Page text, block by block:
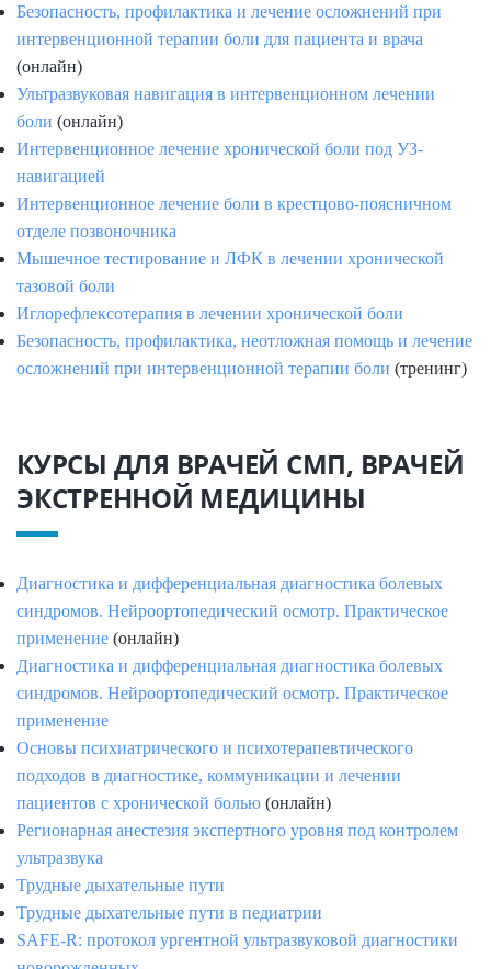
Безопасность, профилактика и лечение осложнений при
интервенционной терапии боли для пациента и врача
(онлайн)
Ультразвуковая навигация в интервенционном лечении
боли (онлайн)
Интервенционное лечение хронической боли под УЗ-
навигацией
Интервенционное лечение боли в крестцово-поясничном
отделе позвоночника
Мышечное тестирование и ЛФК в лечении хронической
тазовой боли
Иглорефлексотерапия в лечении хронической боли
Безопасность, профилактика, неотложная помощь и лечение
осложнений при интервенционной терапии боли (тренинг)
КУРСЫ ДЛЯ ВРАЧЕЙ СМП, ВРАЧЕЙ
ЭКСТРЕННОЙ МЕДИЦИНЫ
Диагностика и дифференциальная диагностика болевых
синдромов. Нейроортопедический осмотр. Практическое
применение (онлайн)
Диагностика и дифференциальная диагностика болевых
синдромов. Нейроортопедический осмотр. Практическое
применение
Основы психиатрического и психотерапевтического
подходов в диагностике, коммуникации и лечении
пациентов с хронической болью (онлайн)
Регионарная анестезия экспертного уровня под контролем
ультразвука
Трудные дыхательные пути
Трудные дыхательные пути в педиатрии
SAFE-R: протокол ургентной ультразвуковой диагностики